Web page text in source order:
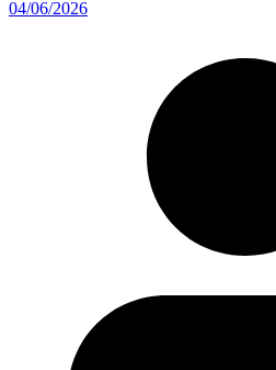
04/06/2026